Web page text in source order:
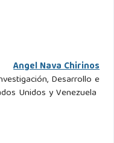
Angel Nava Chirinos
Desarrollo e
Unidos y Venezuela